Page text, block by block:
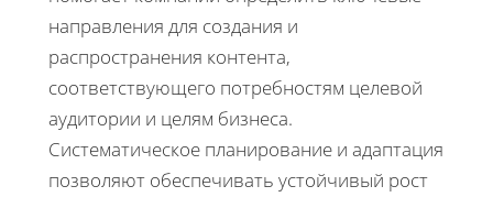
направления для создания и
распространения контента,
соответствующего потребностям целевой
аудитории и целям бизнеса.
Систематическое планирование и адаптация
позволяют обеспечивать устойчивый рост